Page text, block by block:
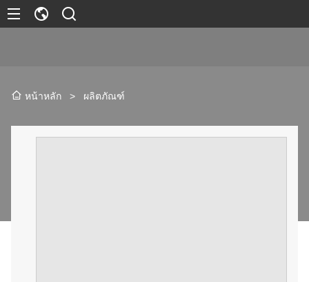
หน้าหลัก > ผลิตภัณฑ์